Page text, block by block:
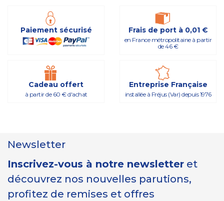
Paiement sécurisé Frais de port à 0,01 €
en France métropolitaine à partir
de 46 €
Cadeau offert
à partir de 60 € d'achat
Entreprise Française
installée à Fréjus (Var) depuis 1976
Newsletter
Inscrivez-vous à notre newsletter et
découvrez nos nouvelles parutions,
profitez de remises et offres